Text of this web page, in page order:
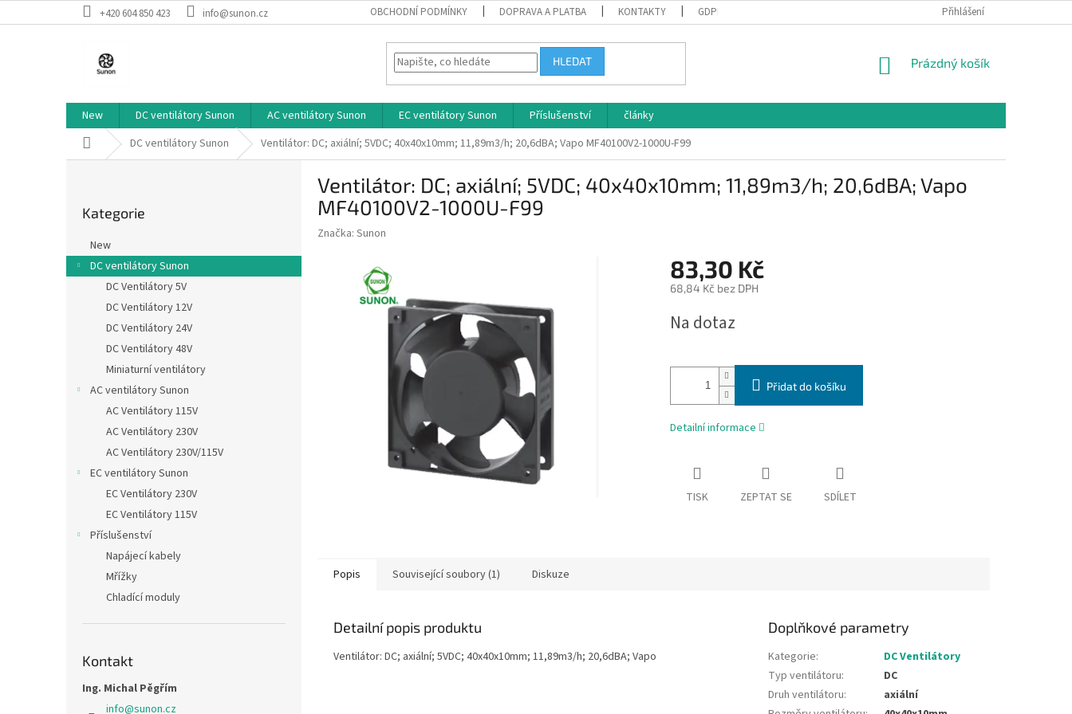
na
+420 604 850 423 info@sunon.cz OBCHODNÍ PODMÍNKY DOPRAVA A PLATBA KONTAKTY GDPR Přihlášení
HLEDAT
NÁKUPNÍ
Prázdný košík
New DC ventilátory Sunon AC ventilátory Sunon EC ventilátory Sunon Příslušenství
články
Domů DC ventilátory Sunon Ventilátor: DC; axiální; 5VDC; 40x40x10mm; 11,89m3/h; 20,6dBA; Vapo MF40100V2-1000U-F99
a
n
kategorie
Kategorie
New
DC ventilátory Sunon
DC Ventilátory 5V
DC Ventilátory 12V
DC Ventilátory 24V
DC Ventilátory 48V
Miniaturní ventilátory
AC ventilátory Sunon
AC Ventilátory 115V
AC Ventilátory 230V
AC Ventilátory 230V/115V
EC ventilátory Sunon
EC Ventilátory 230V
EC Ventilátory 115V
Příslušenství
Napájecí kabely
Mřížky
Chladící moduly
Kontakt
Ing. Michal Pěgřím
info@sunon.cz
Ventilátor: DC; axiální; 5VDC; 40x40x10mm; 11,89m3/h; 20,6dBA; Vapo
MF40100V2-1000U-F99
Značka: Sunon
83,30 Kč
68,84 Kč bez DPH
cena:
Na dotaz
Přidat do košíku
Detailní informace
TISK ZEPTAT SE SDÍLET
Popis Související soubory (1) Diskuze
Detailní popis produktu
Ventilátor: DC; axiální; 5VDC; 40x40x10mm; 11,89m3/h; 20,6dBA; Vapo
Doplňkové parametry
Kategorie:
DC Ventilátory
Typ ventilátoru:
DC
Druh ventilátoru:
axiální